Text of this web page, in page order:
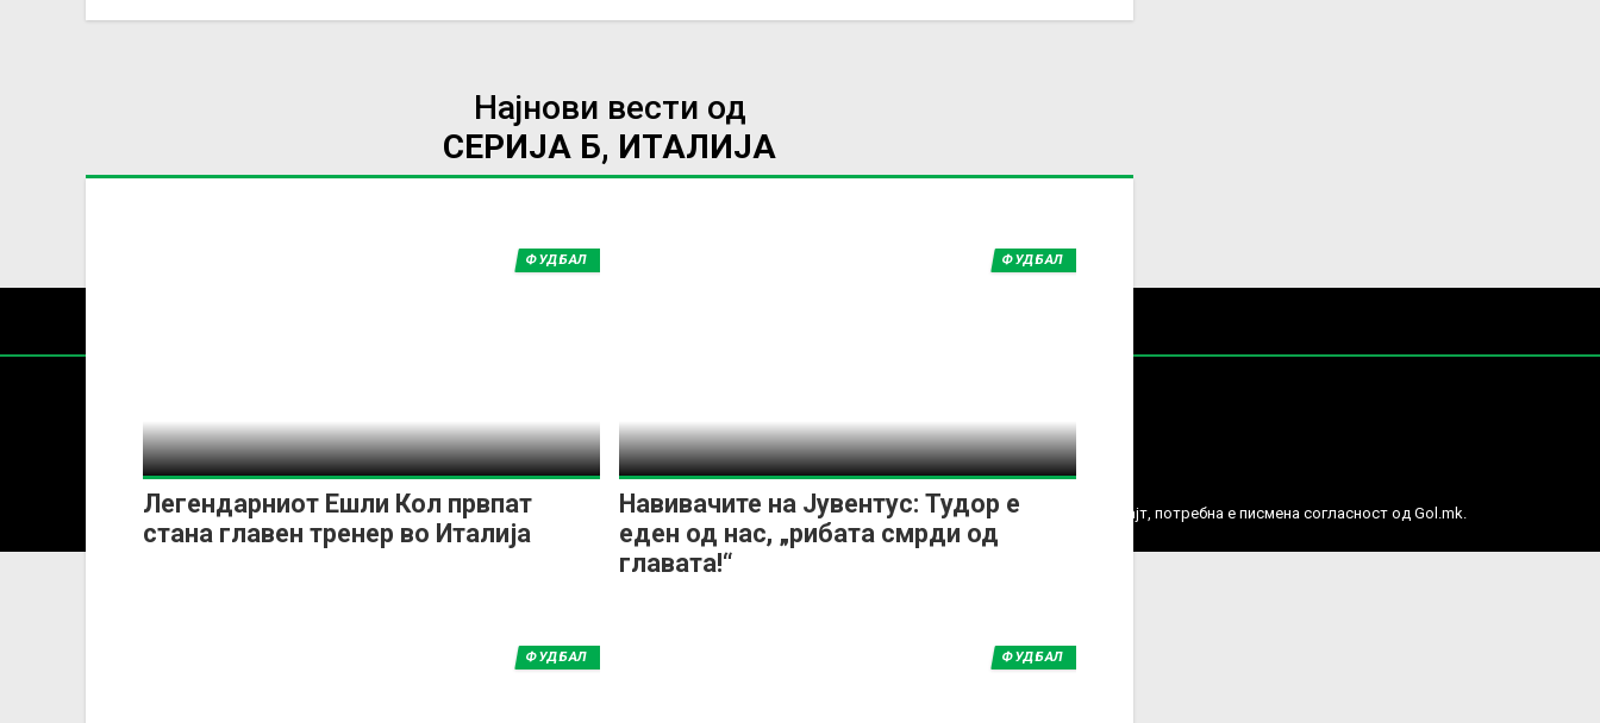
Најнови вести од
СЕРИЈА Б, ИТАЛИЈА
Легендарниот Ешли Кол првпат
стана главен тренер во Италија
ФУДБАЛ
Навивачите на Јувентус: Тудор е
еден од нас, „рибата смрди од
главата!“
ФУДБАЛ
ФУДБАЛ ФУДБАЛ
Сите права задржани
Содржините на Gol.mk се заштитени со Законот за авторското право и сродните права.
За секоја форма на распространување, репродукција или комерцијална употреба на текстови, фотографии или податоци од овој веб сајт, потребна е писмена согласност од Gol.mk.